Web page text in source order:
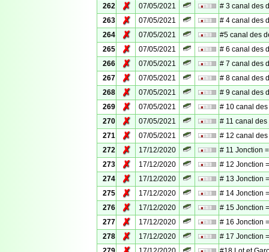
262
✗ 07/05/2021
# 3 canal des
263
✗ 07/05/2021
# 4 canal des
264
✗ 07/05/2021
#5 canal des
265
✗ 07/05/2021
# 6 canal des
266
✗ 07/05/2021
# 7 canal des
267
✗ 07/05/2021
# 8 canal des
268
✗ 07/05/2021
# 9 canal des
269
✗ 07/05/2021
# 10 canal
270
✗ 07/05/2021
# 11 canal
271
✗ 07/05/2021
# 12 canal
272
✗ 17/12/2020
# 11 Jonction
273
✗ 17/12/2020
# 12 Jonction
274
✗ 17/12/2020
# 13 Jonction
275
✗ 17/12/2020
# 14 Jonction
276
✗ 17/12/2020
# 15 Jonction
277
✗ 17/12/2020
# 16 Jonction
278
✗ 17/12/2020
# 17 Jonction